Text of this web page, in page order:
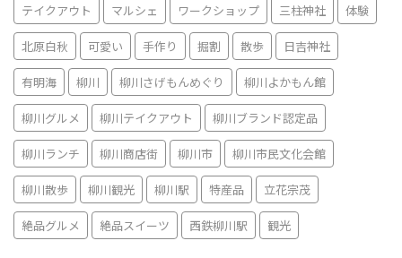
テイクアウト マルシェ ワークショップ 三柱神社 体験
北原白秋 可愛い 手作り 掘割 散歩 日吉神社
有明海 柳川 柳川さげもんめぐり 柳川よかもん館
柳川グルメ 柳川テイクアウト 柳川ブランド認定品
柳川ランチ 柳川商店街 柳川市 柳川市民文化会館
柳川散歩 柳川観光 柳川駅 特産品 立花宗茂
絶品グルメ 絶品スイーツ 西鉄柳川駅 観光